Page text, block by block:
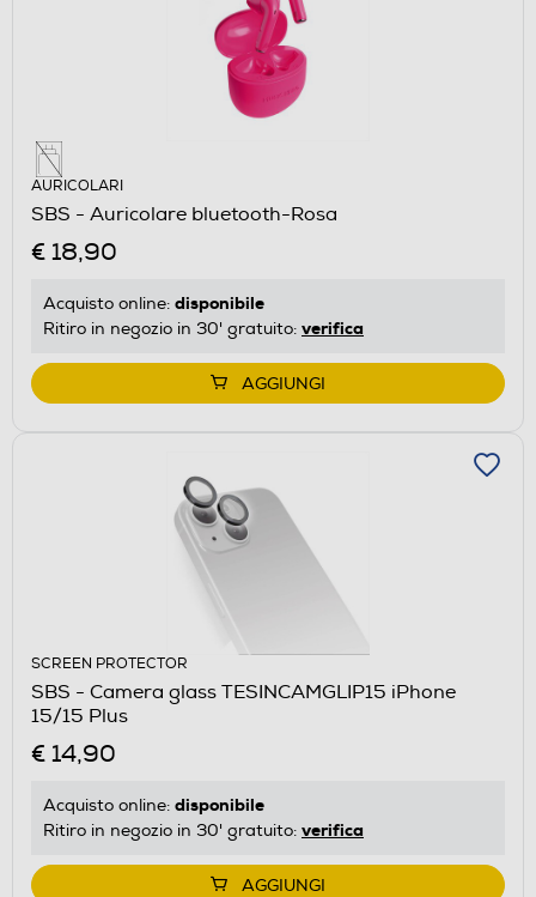
AURICOLARI
SBS - Auricolare bluetooth-Rosa
€ 18,90
Acquisto online: disponibile
Ritiro in negozio in 30' gratuito: verifica
AGGIUNGI
SCREEN PROTECTOR
SBS - Camera glass TESINCAMGLIP15 iPhone
15/15 Plus
€ 14,90
Acquisto online: disponibile
Ritiro in negozio in 30' gratuito: verifica
AGGIUNGI